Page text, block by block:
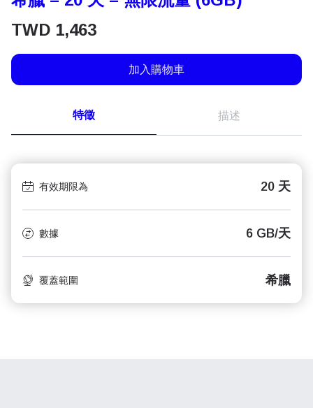
TWD 1,463
加入購物車
特徵 描述
有效期限為 20 天
數據 6 GB/天
覆蓋範圍 希臘